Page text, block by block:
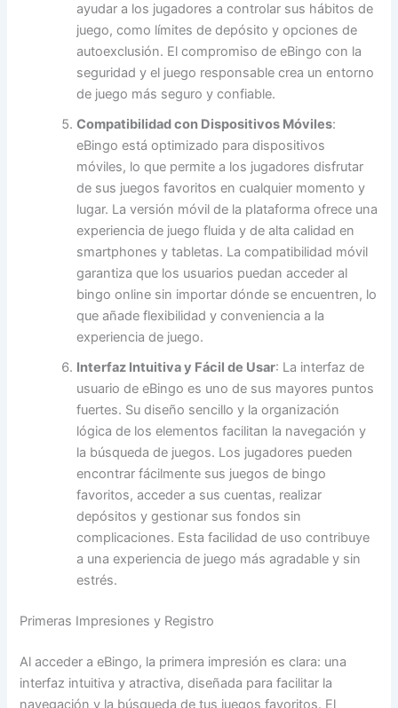
ayudar a los jugadores a controlar sus hábitos de
juego, como límites de depósito y opciones de
autoexclusión. El compromiso de eBingo con la
seguridad y el juego responsable crea un entorno
de juego más seguro y confiable.
Compatibilidad con Dispositivos Móviles:
eBingo está optimizado para dispositivos
móviles, lo que permite a los jugadores disfrutar
de sus juegos favoritos en cualquier momento y
lugar. La versión móvil de la plataforma ofrece una
experiencia de juego fluida y de alta calidad en
smartphones y tabletas. La compatibilidad móvil
garantiza que los usuarios puedan acceder al
bingo online sin importar dónde se encuentren, lo
que añade flexibilidad y conveniencia a la
experiencia de juego.
Interfaz Intuitiva y Fácil de Usar: La interfaz de
usuario de eBingo es uno de sus mayores puntos
fuertes. Su diseño sencillo y la organización
lógica de los elementos facilitan la navegación y
la búsqueda de juegos. Los jugadores pueden
encontrar fácilmente sus juegos de bingo
favoritos, acceder a sus cuentas, realizar
depósitos y gestionar sus fondos sin
complicaciones. Esta facilidad de uso contribuye
a una experiencia de juego más agradable y sin
estrés.
Primeras Impresiones y Registro
Al acceder a eBingo, la primera impresión es clara: una
interfaz intuitiva y atractiva, diseñada para facilitar la
navegación y la búsqueda de tus juegos favoritos. El